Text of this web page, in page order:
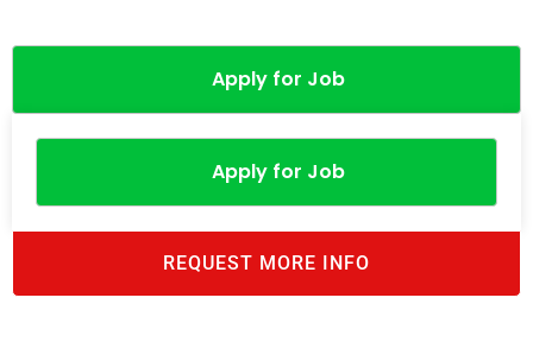
Apply for Job
Apply for Job
REQUEST MORE INFO